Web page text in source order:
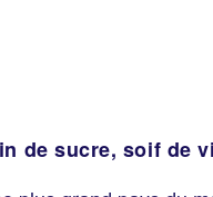
de sucre, soif de